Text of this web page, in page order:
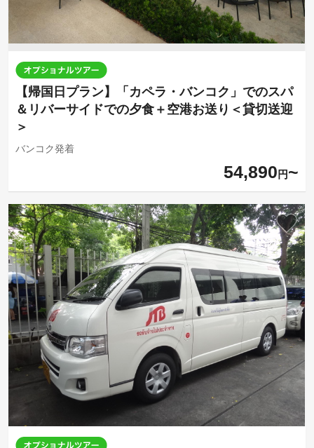
【帰国日プラン】「カペラ・バンコク」でのスパ
＆リバーサイドでの夕食＋空港お送り＜貸切送迎
＞
バンコク発着
54,890 円